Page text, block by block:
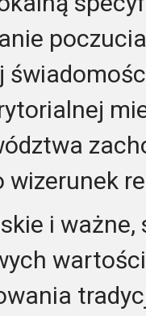
wizerunek
i